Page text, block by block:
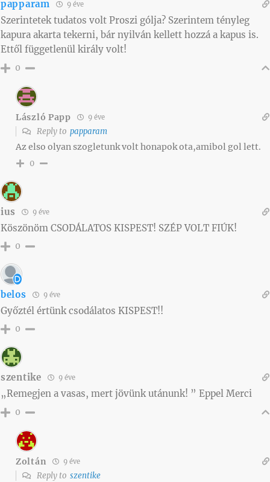
papparam 9 éve
Szerintetek tudatos volt Proszi gólja? Szerintem tényleg
kapura akarta tekerni, bár nyilván kellett hozzá a kapus is.
Ettől függetlenül király volt!
0
László Papp 9 éve
Reply to papparam
Az elso olyan szogletunk volt honapok ota,amibol gol lett.
0
ius 9 éve
Köszönöm CSODÁLATOS KISPEST! SZÉP VOLT FIÚK!
0
belos 9 éve
Győztél értünk csodálatos KISPEST!!
0
szentike 9 éve
„Remegjen a vasas, mert jövünk utánunk! ” Eppel Merci
0
Zoltán 9 éve
Reply to szentike